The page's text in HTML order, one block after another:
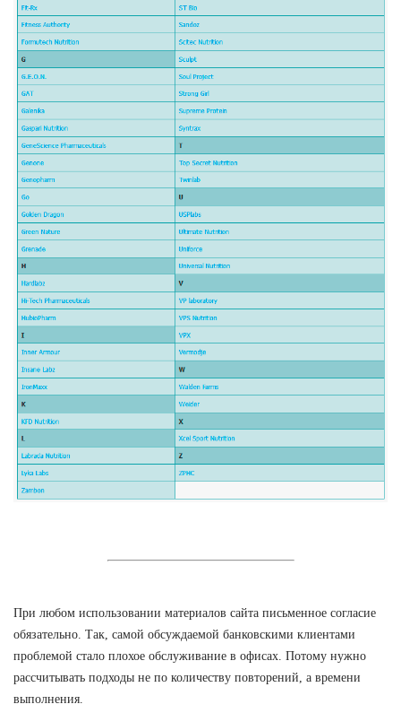
При любом использовании материалов сайта письменное согласие
обязательно. Так, самой обсуждаемой банковскими клиентами
проблемой стало плохое обслуживание в офисах. Потому нужно
рассчитывать подходы не по количеству повторений, а времени
выполнения.